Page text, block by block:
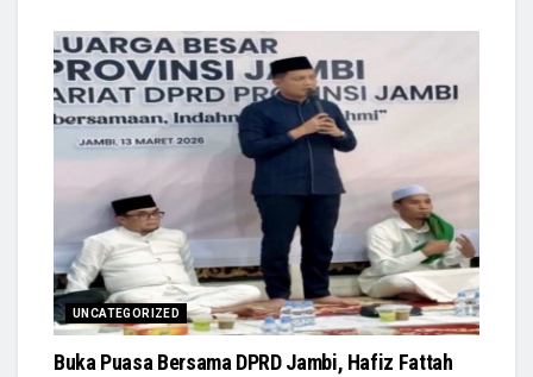
UNCATEGORIZED
Buka Puasa Bersama DPRD Jambi, Hafiz Fattah